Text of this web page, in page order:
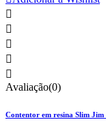





Avaliação(0)
Contentor em resina Slim